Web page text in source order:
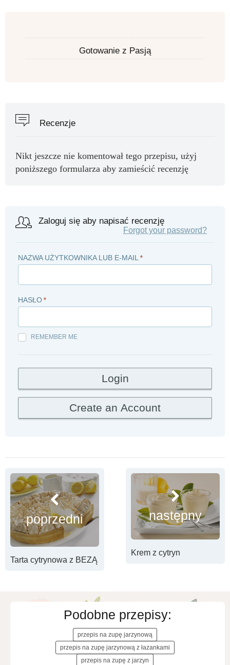
Gotowanie z Pasją
Recenzje
Nikt jeszcze nie komentował tego przepisu, użyj
poniższego formularza aby zamieścić recenzję
Zaloguj się aby napisać recenzję
Forgot your password?
NAZWA UŻYTKOWNIKA LUB E-MAIL *
HASŁO *
REMEMBER ME
poprzedni
Tarta cytrynowa z BEZĄ
następny
Krem z cytryn
Podobne przepisy:
przepis na zupę jarzynową
przepis na zupę jarzynową z łazankami
przepis na zupę z jarzyn